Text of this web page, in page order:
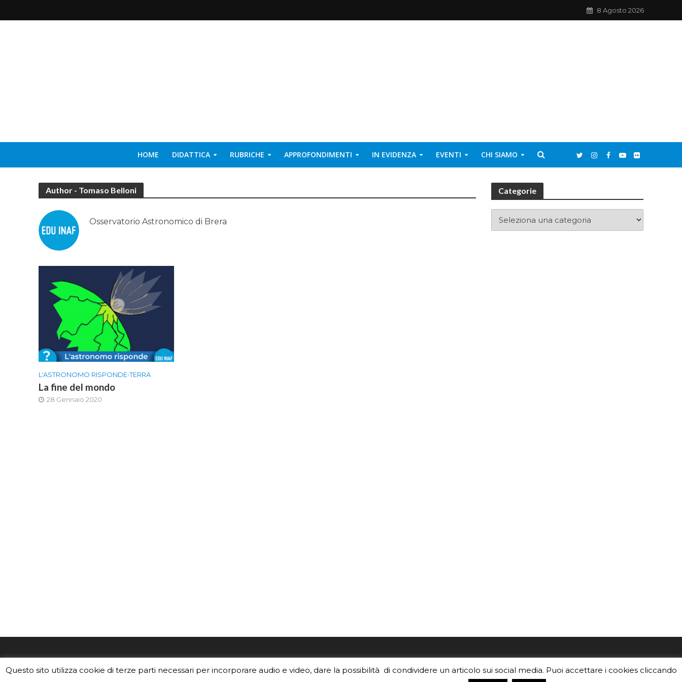
8 Agosto 2026
HOME DIDATTICA RUBRICHE APPROFONDIMENTI IN EVIDENZA EVENTI CHI SIAMO
Author - Tomaso Belloni
Osservatorio Astronomico di Brera
L'ASTRONOMO RISPONDE•TERRA
La fine del mondo
28 Gennaio 2020
Categorie
divulgazione dell'INAF,Istituto
Leggi i Crediti.
risponde, per inviarci le tue foto o i
brochureda distribuire nella tua
Questo sito utilizza cookie di terze parti necessari per incorporare audio e video, dare la possibilità di condividere un articolo sui social media. Puoi accettare i cookies cliccando